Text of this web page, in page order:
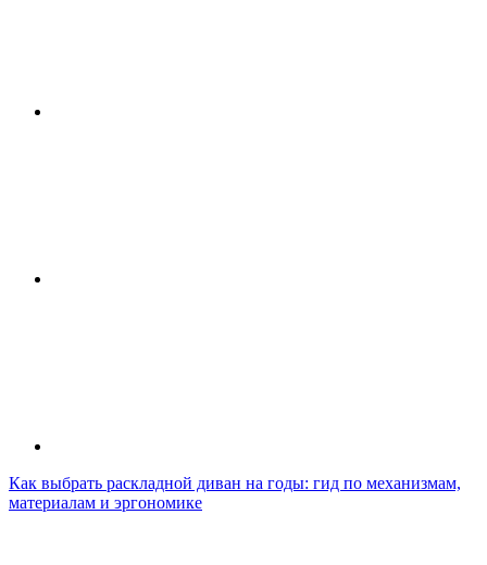
Как выбрать раскладной диван на годы: гид по механизмам,
материалам и эргономике